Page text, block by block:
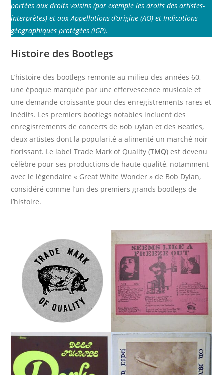
portées aux droits voisins (par exemple les droits des artistes-
interprètes) et aux Appellations d’origine (AO) et Indications
géographiques protégées (IGP).
Histoire des Bootlegs
L’histoire des bootlegs remonte au milieu des années 60,
une époque marquée par une effervescence musicale et
une demande croissante pour des enregistrements rares et
inédits. Les premiers bootlegs notables incluent des
enregistrements de concerts de Bob Dylan et des Beatles,
deux artistes dont la popularité a alimenté un marché noir
florissant. Le label Trade Mark of Quality (TMQ) est devenu
célèbre pour ses productions de haute qualité, notamment
avec le légendaire « Great White Wonder » de Bob Dylan,
considéré comme l’un des premiers grands bootlegs de
l’histoire.